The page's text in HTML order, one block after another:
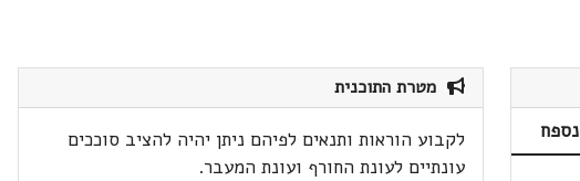
נספח
מטרת התוכנית
לקבוע הוראות ותנאים לפיהם ניתן יהיה להציב סוככים
עונתיים לעונת החורף ועונת המעבר.